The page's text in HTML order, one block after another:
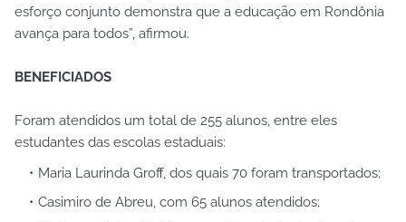
esforço conjunto demonstra que a educação em Rondônia
avança para todos”, afirmou.
BENEFICIADOS
Foram atendidos um total de 255 alunos, entre eles
estudantes das escolas estaduais:
Maria Laurinda Groff, dos quais 70 foram transportados;
Casimiro de Abreu, com 65 alunos atendidos;